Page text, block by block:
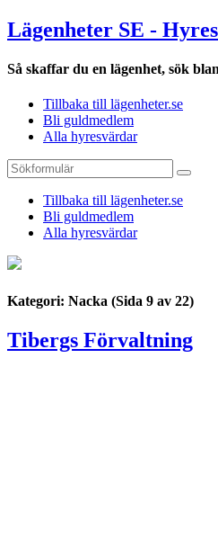
Lägenheter SE -
Så skaffar du en lägenhet, sök
Tillbaka till lägenheter.se
Bli guldmedlem
Alla hyresvärdar
Tillbaka till lägenheter.se
Bli guldmedlem
Alla hyresvärdar
Kategori: Nacka (Sida 9 av 22)
Tibergs Förvaltning